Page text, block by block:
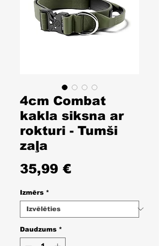
4cm Combat
kakla siksna ar
rokturi - Tumši
zaļa
35,99 €Cena
Izmērs *
Daudzums *